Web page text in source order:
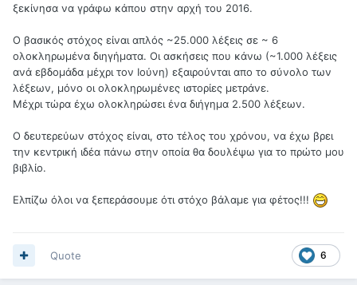
ξεκίνησα να γράφω κάπου στην αρχή του 2016.
Ο βασικός στόχος είναι απλός ~25.000 λέξεις σε ~ 6
ολοκληρωμένα διηγήματα. Οι ασκήσεις που κάνω (~1.000 λέξεις
ανά εβδομάδα μέχρι τον Ιούνη) εξαιρούνται απο το σύνολο των
λέξεων, μόνο οι ολοκληρωμένες ιστορίες μετράνε.
Μέχρι τώρα έχω ολοκληρώσει ένα διήγημα 2.500 λέξεων.
Ο δευτερεύων στόχος είναι, στο τέλος του χρόνου, να έχω βρει
την κεντρική ιδέα πάνω στην οποία θα δουλέψω για το πρώτο μου
βιβλίο.
Ελπίζω όλοι να ξεπεράσουμε ότι στόχο βάλαμε για φέτος!!!
6
Quote